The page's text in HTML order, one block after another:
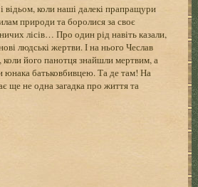
відьом, коли наші далекі прапращури
природи та боролися за своє
лісів… Про один рід навіть казали,
людські жертви. І на нього Чеслав
його панотця знайшли мертвим, а
юнака батьковбивцею. Та де там! На
ще не одна загадка про життя та